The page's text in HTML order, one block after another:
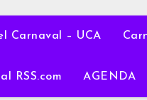
Carnaval – UCA
RSS.com AGENDA